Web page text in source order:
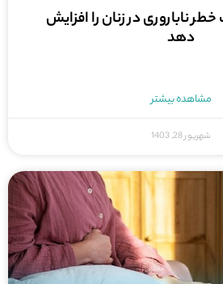
ناباروری در زنان را افزایش
دهد
مشاهده بیشتر
شهریور 28, 1403